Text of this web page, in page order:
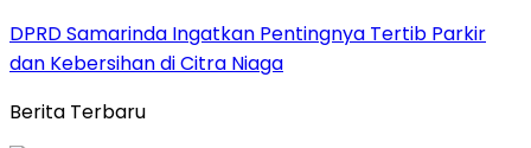
DPRD Samarinda Ingatkan Pentingnya Tertib Parkir
dan Kebersihan di Citra Niaga
Berita Terbaru